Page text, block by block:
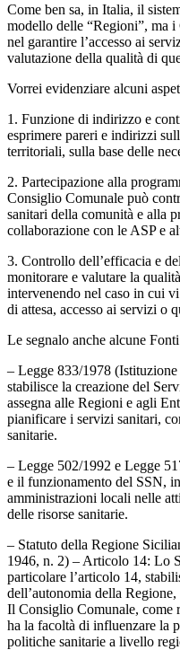
Come ben sa, in Italia, il
modello delle “Regioni”, ma
nel garantire l’accesso ai
valutazione della qualità di
Vorrei evidenziare alcuni
1. Funzione di indirizzo e
esprimere pareri e indirizzi
territoriali, sulla base delle
2. Partecipazione alla
Consiglio Comunale può
sanitari della comunità e alla
collaborazione con le ASP e
3. Controllo dell’efficacia e
monitorare e valutare la
intervenendo nel caso in cui
di attesa, accesso ai servizi o
Le segnalo anche alcune
– Legge 833/1978
stabilisce la creazione del
assegna alle Regioni e agli
pianificare i servizi sanitari,
sanitarie.
– Legge 502/1992 e Legge
e il funzionamento del SSN,
amministrazioni locali nelle
delle risorse sanitarie.
– Statuto della Regione
1946, n. 2) – Articolo 14: Lo
particolare l’articolo 14,
dell’autonomia della
Il Consiglio Comunale, come
ha la facoltà di influenzare la
politiche sanitarie a livello